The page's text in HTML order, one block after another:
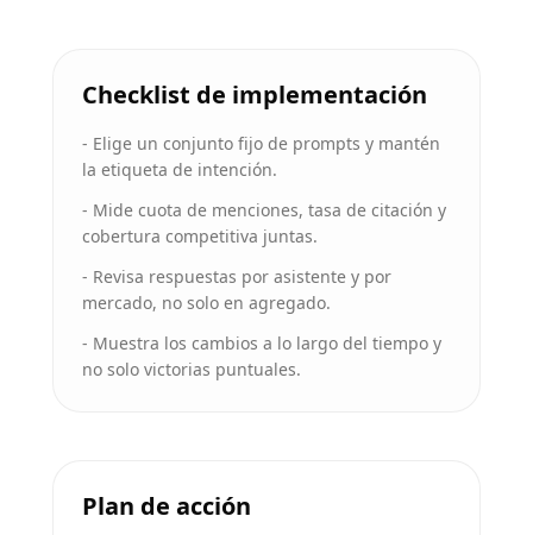
Checklist de implementación
- Elige un conjunto fijo de prompts y mantén
la etiqueta de intención.
- Mide cuota de menciones, tasa de citación y
cobertura competitiva juntas.
- Revisa respuestas por asistente y por
mercado, no solo en agregado.
- Muestra los cambios a lo largo del tiempo y
no solo victorias puntuales.
Plan de acción